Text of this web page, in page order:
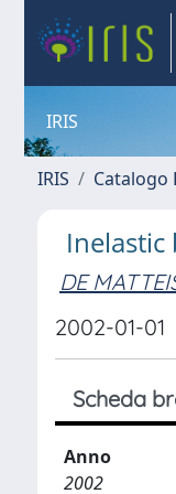
IRIS
IRIS Catalogo
DE
2002-01-01
Scheda
Anno
2002